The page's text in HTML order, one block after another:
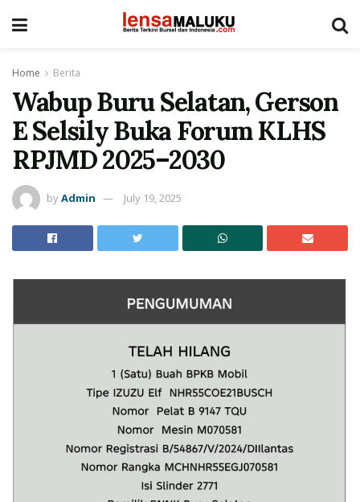
Home Berita
Wabup Buru Selatan, Gerson
E Selsily Buka Forum KLHS
RPJMD 2025–2030
byAdmin July 19, 2025